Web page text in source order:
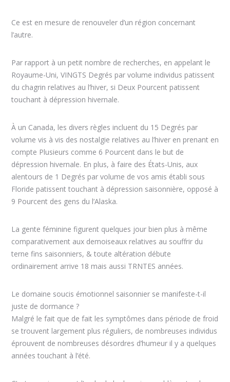
Ce est en mesure de renouveler d’un région concernant
l’autre.
Par rapport à un petit nombre de recherches, en appelant le
Royaume-Uni, VINGTS Degrés par volume individus patissent
du chagrin relatives au l’hiver, si Deux Pourcent patissent
touchant à dépression hivernale.
À un Canada, les divers règles incluent du 15 Degrés par
volume vis à vis des nostalgie relatives au l’hiver en prenant en
compte Plusieurs comme 6 Pourcent dans le but de
dépression hivernale. En plus, à faire des États-Unis, aux
alentours de 1 Degrés par volume de vos amis établi sous
Floride patissent touchant à dépression saisonnière, opposé à
9 Pourcent des gens du l’Alaska.
La gente féminine figurent quelques jour bien plus à même
comparativement aux demoiseaux relatives au souffrir du
terne fins saisonniers, & toute altération débute
ordinairement arrive 18 mais aussi TRNTES années.
Le domaine soucis émotionnel saisonnier se manifeste-t-il
juste de dormance ?
Malgré le fait que de fait les symptômes dans période de froid
se trouvent largement plus réguliers, de nombreuses individus
éprouvent de nombreuses désordres d’humeur il y a quelques
années touchant à l’été.